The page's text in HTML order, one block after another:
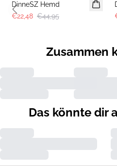
DinneSZ Hemd
€22,48 €44,95
Previous slide
Zusammen
Das könnte dir